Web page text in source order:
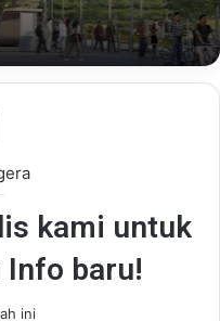
kami untuk
Info baru!
ini